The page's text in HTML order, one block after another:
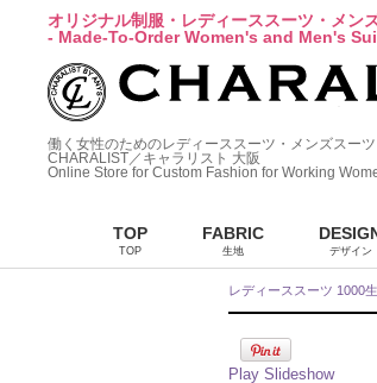
オリジナル制服・レディーススーツ・メン
- Made-To-Order Women's and Men's
働く女性のためのレディーススーツ・メンズスー
CHARALIST／キャラリスト 大阪
Online Store for Custom Fashion for Working
TOP
TOP
FABRIC
生地 デザイン
レディーススーツ 1000
Play Slideshow